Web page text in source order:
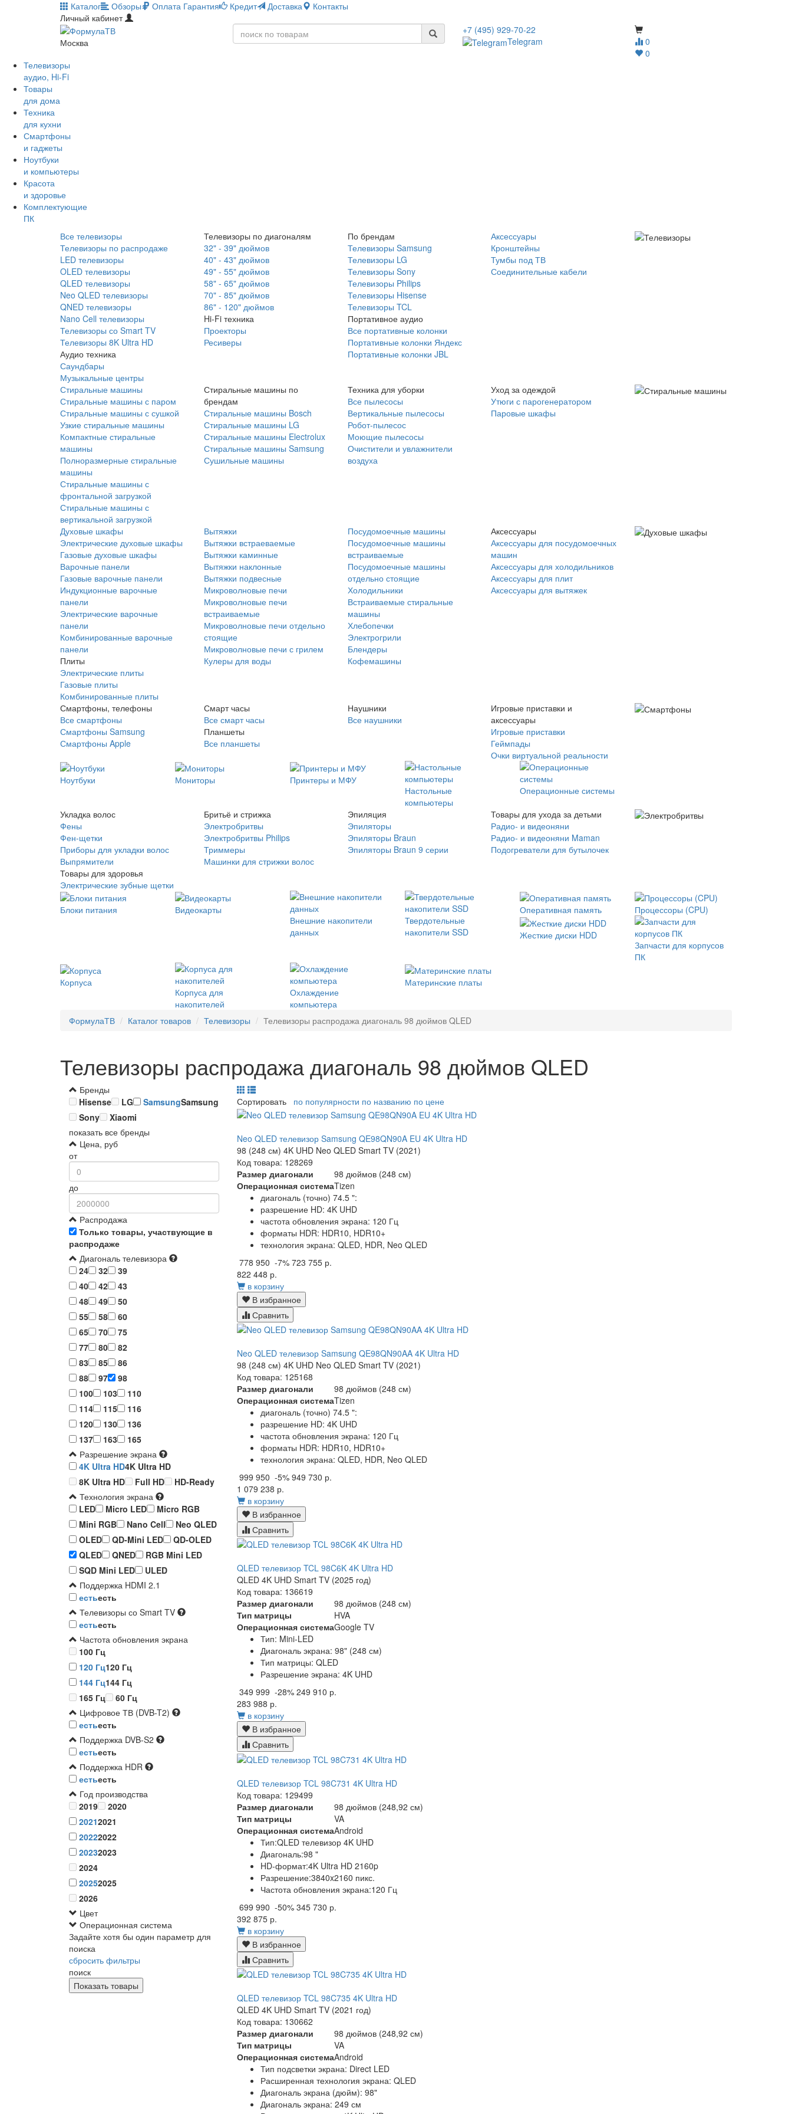
Каталог Обзоры Оплата Гарантия Кредит Доставка
Контакты
Личный кабинет
Москва
0
0
+7 (495) 929-70-22
Telegram
Телевизоры
аудио, Hi-Fi
Товары
для дома
Техника
для кухни
Смартфоны
и гаджеты
Ноутбуки
и компьютеры
Красота
и здоровье
Комплектующие
ПК
Все телевизоры
Телевизоры по распродаже
LED телевизоры
OLED телевизоры
QLED телевизоры
Neo QLED телевизоры
QNED телевизоры
Nano Cell телевизоры
Телевизоры со Smart TV
Телевизоры 8K Ultra HD
Аудио техника
Саундбары
Музыкальные центры
Телевизоры по диагоналям
32" - 39" дюймов
40" - 43" дюймов
49" - 55" дюймов
58" - 65" дюймов
70" - 85" дюймов
86" - 120" дюймов
Hi-Fi техника
Проекторы
Ресиверы
По брендам
Телевизоры Samsung
Телевизоры LG
Телевизоры Sony
Телевизоры Philips
Телевизоры Hisense
Телевизоры TCL
Портативное аудио
Все портативные колонки
Портативные колонки Яндекс
Портативные колонки JBL
Аксессуары
Кронштейны
Тумбы под ТВ
Соединительные кабели
Стиральные машины
Стиральные машины с паром
Стиральные машины с сушкой
Узкие стиральные машины
Компактные стиральные
машины
Полноразмерные стиральные
машины
Стиральные машины с
фронтальной загрузкой
Стиральные машины с
вертикальной загрузкой
Стиральные машины по
брендам
Стиральные машины Bosch
Стиральные машины LG
Стиральные машины Electrolux
Стиральные машины Samsung
Сушильные машины
Техника для уборки
Все пылесосы
Вертикальные пылесосы
Робот-пылесос
Моющие пылесосы
Очистители и увлажнители
воздуха
Уход за одеждой
Утюги с парогенератором
Паровые шкафы
Духовые шкафы
Электрические духовые шкафы
Газовые духовые шкафы
Варочные панели
Газовые варочные панели
Индукционные варочные
панели
Электрические варочные
панели
Комбинированные варочные
панели
Плиты
Электрические плиты
Газовые плиты
Комбинированные плиты
Вытяжки
Вытяжки встраеваемые
Вытяжки каминные
Вытяжки наклонные
Вытяжки подвесные
Микроволновые печи
Микроволновые печи
встраиваемые
Микроволновые печи отдельно
стоящие
Микроволновые печи с грилем
Кулеры для воды
Посудомоечные машины
Посудомоечные машины
встраиваемые
Посудомоечные машины
отдельно стоящие
Холодильники
Встраиваемые стиральные
машины
Хлебопечки
Электрогрили
Блендеры
Кофемашины
Аксессуары
Аксессуары для посудомоечных
машин
Аксессуары для холодильников
Аксессуары для плит
Аксессуары для вытяжек
Смартфоны, телефоны
Все смартфоны
Смартфоны Samsung
Смартфоны Apple
Смарт часы
Все смарт часы
Планшеты
Все планшеты
Наушники
Все наушники
Игровые приставки и
аксессуары
Игровые приставки
Геймпады
Очки виртуальной реальности
Ноутбуки Мониторы
Принтеры и МФУ
Настольные
компьютеры
Операционные системы
Укладка волос
Фены
Фен-щетки
Приборы для укладки волос
Выпрямители
Товары для здоровья
Электрические зубные щетки
Бритьё и стрижка
Электробритвы
Электробритвы Philips
Триммеры
Машинки для стрижки волос
Эпиляция
Эпиляторы
Эпиляторы Braun
Эпиляторы Braun 9 серии
Товары для ухода за детьми
Радио- и видеоняни
Радио- и видеоняни Maman
Подогреватели для бутылочек
Блоки питания
Видеокарты
Внешние накопители
данных
Твердотельные
накопители SSD
Оперативная память Процессоры (CPU)
Жесткие диски HDD
Запчасти для корпусов
ПК
Корпуса
Корпуса для
накопителей
Охлаждение
компьютера
Материнские платы
ФормулаТВ Каталог товаров Телевизоры Телевизоры распродажа диагональ 98 дюймов QLED
Телевизоры распродажа диагональ 98 дюймов QLED
Бренды
Hisense
LG SamsungSamsung
Sony
Xiaomi
показать все бренды
Цена, руб
от
до
Распродажа
Только товары, участвующие в
распродаже
Диагональ телевизора
24
32
39
40
42
43
48
49
50
55
58
60
65
70
75
77
80
82
83
85
86
88
97
98
100
103
110
114
115
116
120
130
136
137
163
165
Разрешение экрана
4K Ultra HD4K Ultra HD
8K Ultra HD
Full HD
HD-Ready
Технология экрана
LED
Micro LED
Micro RGB
Mini RGB
Nano Cell
Neo QLED
OLED
QD-Mini LED
QD-OLED
QLED
QNED
RGB Mini LED
SQD Mini LED
ULED
Поддержка HDMI 2.1
естьесть
Телевизоры со Smart TV
естьесть
Частота обновления экрана
100 Гц
120 Гц120 Гц
144 Гц144 Гц
165 Гц
60 Гц
Цифровое ТВ (DVB-T2)
естьесть
Поддержка DVB-S2
естьесть
Поддержка HDR
естьесть
Год производства
2019
2020
20212021
20222022
20232023
2024
20252025
2026
Цвет
Операционная система
Задайте хотя бы один параметр для
поиска
сбросить фильтры
поиск
Сортировать по популярности по названию по цене
Neo QLED телевизор Samsung QE98QN90A EU 4K Ultra HD
98 (248 см) 4K UHD Neo QLED Smart TV (2021)
Код товара: 128269
Размер диагонали
98 дюймов (248 см)
Операционная системаTizen
диагональ (точно) 74.5 ":
разрешение HD: 4K UHD
частота обновления экрана: 120 Гц
форматы HDR: HDR10, HDR10+
технология экрана: QLED, HDR, Neo QLED
778 950 -7% 723 755 р.
822 448 р.
в корзину
В избранное
Сравнить
Neo QLED телевизор Samsung QE98QN90AA 4K Ultra HD
98 (248 см) 4K UHD Neo QLED Smart TV (2021)
Код товара: 125168
Размер диагонали
98 дюймов (248 см)
Операционная системаTizen
диагональ (точно) 74.5 ":
разрешение HD: 4K UHD
частота обновления экрана: 120 Гц
форматы HDR: HDR10, HDR10+
технология экрана: QLED, HDR, Neo QLED
999 950 -5% 949 730 р.
1 079 238 р.
в корзину
В избранное
Сравнить
QLED телевизор TCL 98C6K 4K Ultra HD
QLED 4K UHD Smart TV (2025 год)
Код товара: 136619
Размер диагонали
98 дюймов (248 см)
Тип матрицы
HVA
Операционная системаGoogle TV
Тип: Mini-LED
Диагональ экрана: 98" (248 см)
Тип матрицы: QLED
Разрешение экрана: 4K UHD
349 999 -28% 249 910 р.
283 988 р.
в корзину
В избранное
Сравнить
QLED телевизор TCL 98C731 4K Ultra HD
Код товара: 129499
Размер диагонали
98 дюймов (248,92 см)
Тип матрицы
VA
Операционная системаAndroid
Тип:QLED телевизор 4K UHD
Диагональ:98 "
HD-формат:4K Ultra HD 2160p
Разрешение:3840x2160 пикс.
Частота обновления экрана:120 Гц
699 990 -50% 345 730 р.
392 875 р.
в корзину
В избранное
Сравнить
QLED телевизор TCL 98C735 4K Ultra HD
QLED 4K UHD Smart TV (2021 год)
Код товара: 130662
Размер диагонали
98 дюймов (248,92 см)
Тип матрицы
VA
Операционная системаAndroid
Тип подсветки экрана: Direct LED
Расширенная технология экрана: QLED
Диагональ экрана (дюйм): 98"
Диагональ экрана: 249 см